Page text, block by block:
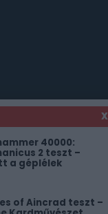
X
40000:
2 teszt –
a géplélek
of Aincrad teszt –